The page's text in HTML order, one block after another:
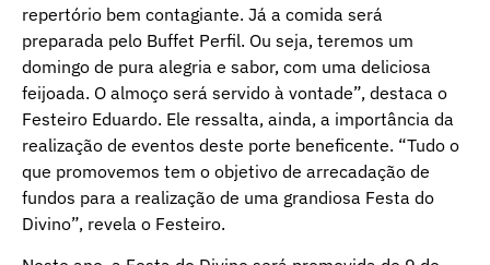
repertório bem contagiante. Já a comida será
preparada pelo Buffet Perfil. Ou seja, teremos um
domingo de pura alegria e sabor, com uma deliciosa
feijoada. O almoço será servido à vontade”, destaca o
Festeiro Eduardo. Ele ressalta, ainda, a importância da
realização de eventos deste porte beneficente. “Tudo o
que promovemos tem o objetivo de arrecadação de
fundos para a realização de uma grandiosa Festa do
Divino”, revela o Festeiro.